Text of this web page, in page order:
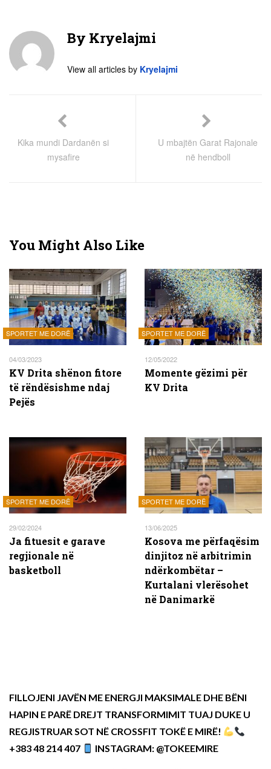
By Kryelajmi
View all articles by Kryelajmi
Kika mundi Dardanën si
mysafire
U mbajtën Garat Rajonale
në hendboll
You Might Also Like
SPORTET ME DORË
04/03/2023
KV Drita shënon fitore
të rëndësishme ndaj
Pejës
SPORTET ME DORË
12/05/2022
Momente gëzimi për
KV Drita
SPORTET ME DORË
29/02/2024
Ja fituesit e garave
regjionale në
basketboll
SPORTET ME DORË
13/06/2025
Kosova me përfaqësim
dinjitoz në arbitrimin
ndërkombëtar –
Kurtalani vlerësohet
në Danimarkë
FILLOJENI JAVËN ME ENERGJI MAKSIMALE DHE BËNI
HAPIN E PARË DREJT TRANSFORMIMIT TUAJ DUKE U
REGJISTRUAR SOT NË CROSSFIT TOKË E MIRË!
+383 48 214 407
INSTAGRAM: @TOKEEMIRE